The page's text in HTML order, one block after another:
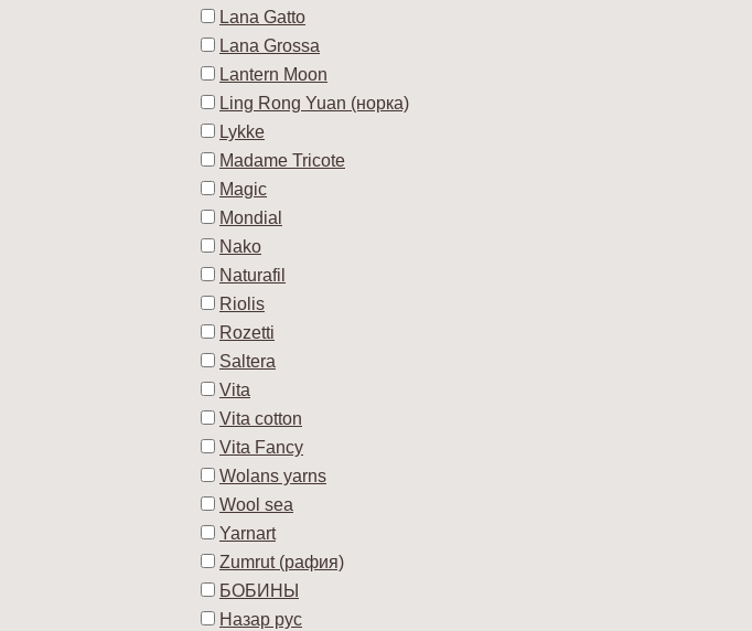
Lana Gatto
Lana Grossa
Lantern Moon
Ling Rong Yuan (норка)
Lykke
Madame Tricote
Magic
Mondial
Nako
Naturafil
Riolis
Rozetti
Saltera
Vita
Vita cotton
Vita Fancy
Wolans yarns
Wool sea
Yarnart
Zumrut (рафия)
БОБИНЫ
Назар рус